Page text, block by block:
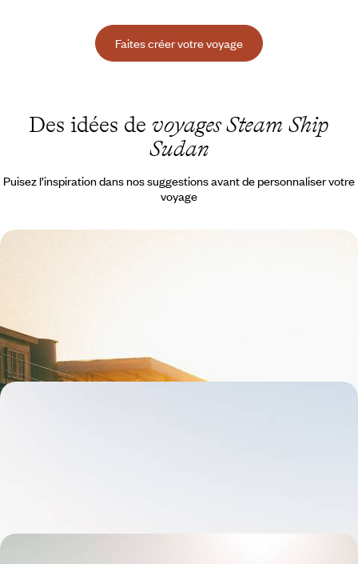
Faites créer votre voyage
Des idées de voyages Steam Ship
Sudan
Puisez l’inspiration dans nos suggestions avant de personnaliser votre
voyage
8 jours, de 5200 à 7000 €